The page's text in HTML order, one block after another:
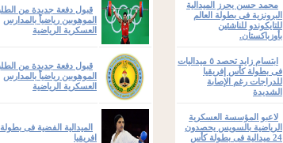
محمد حسن يحرز الميدالية
البرونزية فى بطولة العالم
للتايكوندو للناشئين
بأوزباكستان.
ابتسام زايد تحصد ٥ ميداليات
فى بطولة كأس إفريقيا
للدراجات رغم الإصابة
الشديدة
لاعبو المؤسسة العسكرية
الرياضية بالسويس يحصدون
24 ميدالية فى بطولة كأس
قبول دفعة جديدة من
الموهوبين رياضياً بالمدارس
العسكرية الرياضية
قبول دفعة جديدة من
الموهوبين رياضياً بالمدارس
العسكرية الرياضية
الميدالية الفضية فى بطولة
افريقيا